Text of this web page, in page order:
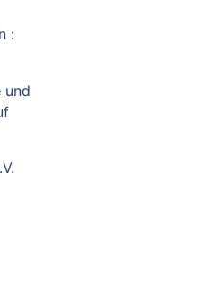
:
und